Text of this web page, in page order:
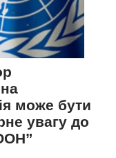
може бути
увагу до